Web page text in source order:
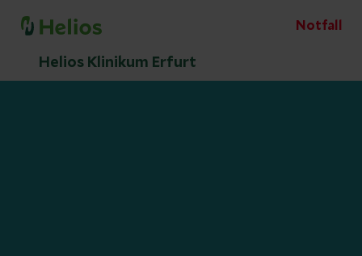
Notfall
Helios Klinikum Erfurt